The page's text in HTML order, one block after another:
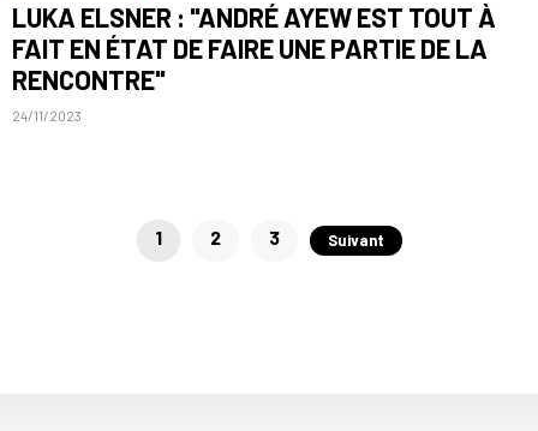
LUKA ELSNER : "ANDRÉ AYEW EST TOUT À
FAIT EN ÉTAT DE FAIRE UNE PARTIE DE LA
RENCONTRE"
24/11/2023
1 2 3 Suivant